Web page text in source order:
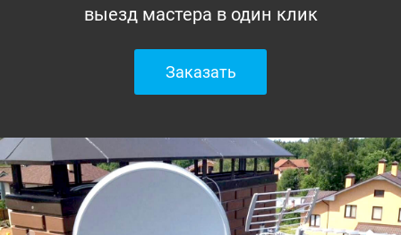
выезд мастера в один клик
Заказать